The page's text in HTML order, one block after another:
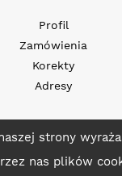
strony
nas plików
Profil
Zamówienia
Korekty
Adresy